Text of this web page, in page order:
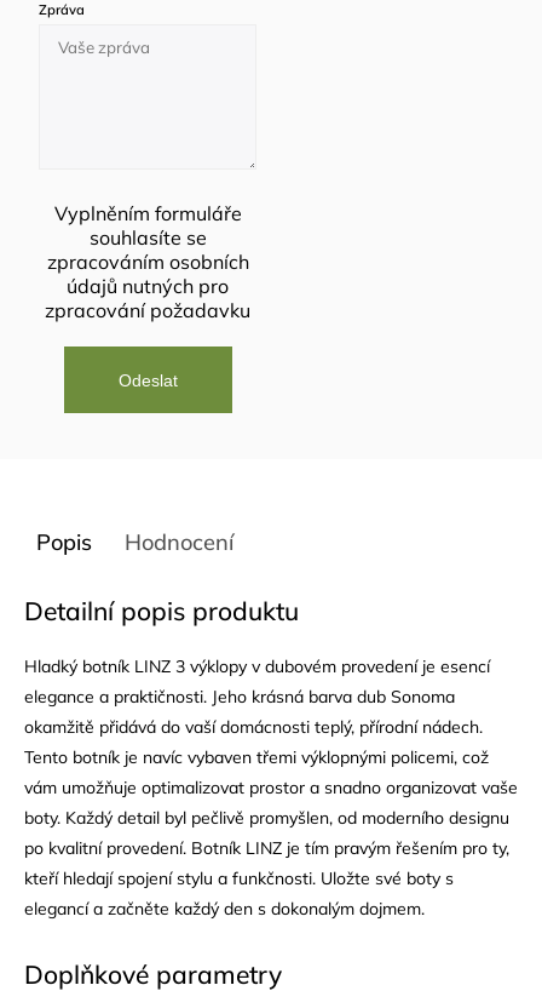
Zpráva
Vyplněním formuláře
souhlasíte se
zpracováním osobních
údajů nutných pro
zpracování požadavku
Popis Hodnocení
Detailní popis produktu
Hladký botník LINZ 3 výklopy v dubovém provedení je esencí
elegance a praktičnosti. Jeho krásná barva dub Sonoma
okamžitě přidává do vaší domácnosti teplý, přírodní nádech.
Tento botník je navíc vybaven třemi výklopnými policemi, což
vám umožňuje optimalizovat prostor a snadno organizovat vaše
boty. Každý detail byl pečlivě promyšlen, od moderního designu
po kvalitní provedení. Botník LINZ je tím pravým řešením pro ty,
kteří hledají spojení stylu a funkčnosti. Uložte své boty s
elegancí a začněte každý den s dokonalým dojmem.
Doplňkové parametry